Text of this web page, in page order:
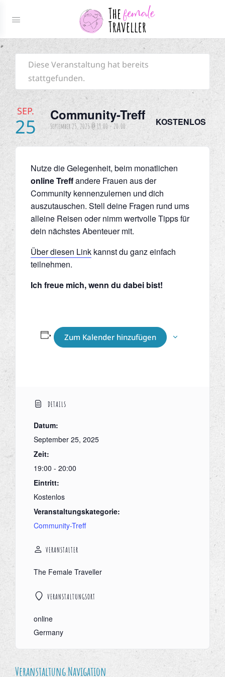
Diese Veranstaltung hat bereits
stattgefunden.
SEP.
25 Community-Treff
September 25, 2025 @ 19:00 - 20:00 KOSTENLOS
Nutze die Gelegenheit, beim monatlichen
online Treffandere Frauen aus der
Community kennenzulernen und dich
auszutauschen. Stell deine Fragen rund ums
alleine Reisen oder nimm wertvolle Tipps für
dein nächstes Abenteuer mit.
Über diesen Link kannst du ganz einfach
teilnehmen.
Ich freue mich, wenn du dabei bist!
Zum Kalender hinzufügen
DETAILS
Datum:
September 25, 2025
Zeit:
19:00 - 20:00
Eintritt:
Kostenlos
Veranstaltungskategorie:
Community-Treff
VERANSTALTUNGSORT
online
Germany
VERANSTALTER
The Female Traveller
Veranstaltung Navigation